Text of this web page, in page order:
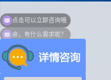
亲，有什么需求呢？